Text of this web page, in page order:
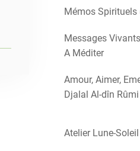
Mémos Spirituels
Messages Vivants
A Méditer
Amour, Aimer,
Djalal Al-dîn Rûmi
Atelier Lune-